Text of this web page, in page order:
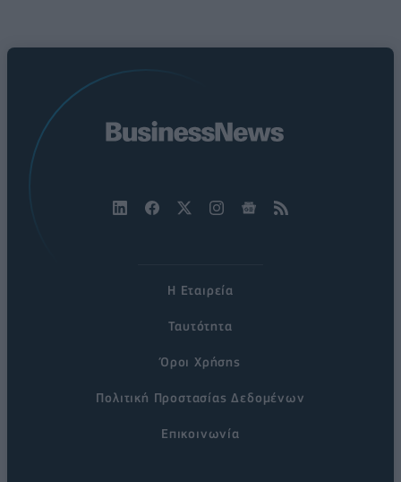
Η Εταιρεία
Ταυτότητα
Όροι Χρήσης
Πολιτική Προστασίας Δεδομένων
Επικοινωνία